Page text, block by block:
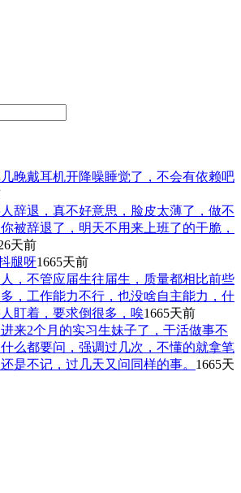
晚戴耳机开降噪睡觉了，不会有依赖吧
辞退，真不好意思，脸皮太薄了，做不
被辞退了，明天不用来上班了的干脆，
天前
腿呀1665天前
，不管应届生往届生，质量都相比前些
，工作能力不行，也没啥自主能力，什
盯着，要求倒很多，唉1665天前
来2个月的实习生妹子了，干活做事不
么都要问，强调过几次，不懂的就拿笔
是不记，过几天又问同样的事。 1665天